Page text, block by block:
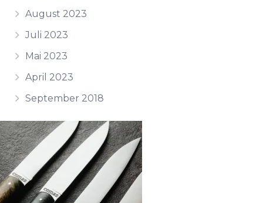
August 2023
Juli 2023
Mai 2023
April 2023
September 2018